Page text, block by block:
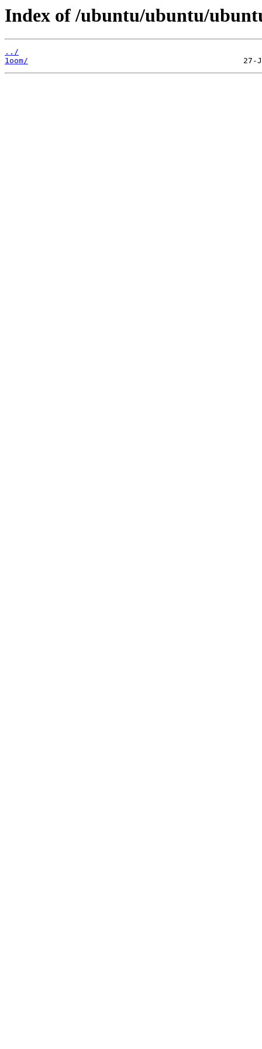
Index of /ubuntu/ubuntu/
../
1oom/